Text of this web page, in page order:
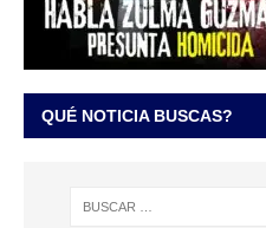
QUÉ NOTICIA BUSCAS?